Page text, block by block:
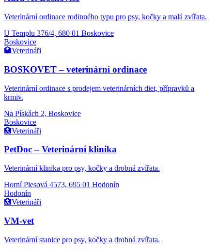
Veterinární ordinace rodinného typu pro psy, kočky a malá zvířata.
U Templu 376/4, 680 01 Boskovice
Boskovice
🏥Veterináři
BOSKOVET – veterinární ordinace
Veterinární ordinace s prodejem veterinárních diet, přípravků a
krmiv.
Na Pískách 2, Boskovice
Boskovice
🏥Veterináři
PetDoc – Veterinární klinika
Veterinární klinika pro psy, kočky a drobná zvířata.
Horní Plesová 4573, 695 01 Hodonín
Hodonín
🏥Veterináři
VM-vet
Veterinární stanice pro psy, kočky a drobná zvířata.